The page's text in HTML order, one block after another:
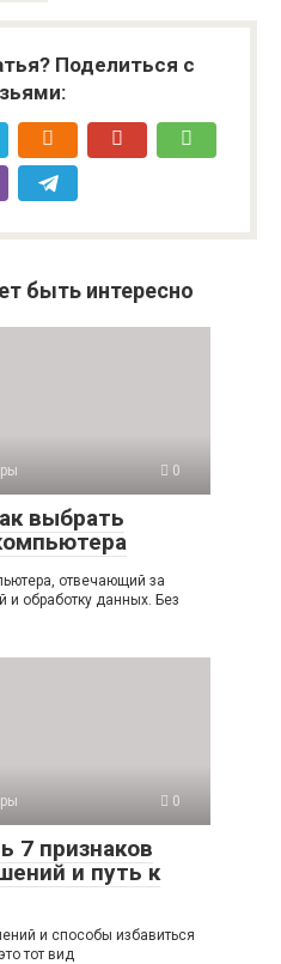
Поделиться с
быть интересно
0
выбрать
отвечающий за
и обработку данных. Без
0
7 признаков
и путь к
и способы избавиться
тот вид